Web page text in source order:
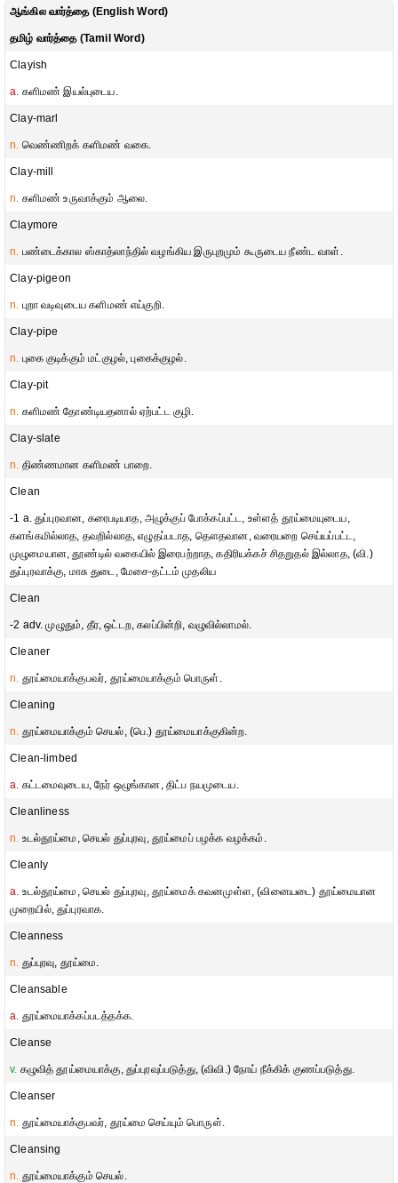
ஆங்கில வார்த்தை (English Word)
தமிழ் வார்த்தை (Tamil Word)
Clayish
a. களிமண் இயல்புடைய.
Clay-marl
n. வெண்ணிறக் களிமண் வகை.
Clay-mill
n. களிமண் உருவாக்கும் ஆலை.
Claymore
n. பண்டைக்கால ஸ்காத்லாந்தில் வழங்கிய இருபுறமும் கூருடைய நீண்ட வாள்.
Clay-pigeon
n. புறா வடிவுடைய களிமண் எய்குறி.
Clay-pipe
n. புகை குடிக்கும் மட்குழல், புகைக்குழல்.
Clay-pit
n. களிமண் தோண்டியதனால் ஏற்பட்ட குழி.
Clay-slate
n. திண்ணமான களிமண் பாறை.
Clean
-1 a. துப்புரவான, கரைபடியாத, அழுக்குப் போக்கப்பட்ட, உள்ளத் தூய்மையுடைய,
களங்கமில்லாத, தவறில்லாத, எழுதப்படாத, தௌதவான, வரையறை செய்யப்பட்ட,
முழுமையான, தூண்டில் வகையில் இரைபற்றாத, கதிரியக்கச் சிதறுதல் இல்லாத, (வி.)
துப்புரவாக்கு, மாசு துடை, மேசை-தட்டம் முதலிய
Clean
-2 adv. முழுதும், தீர, ஒட்டற, கலப்பின்றி, வழுவில்லாமல்.
Cleaner
n. தூய்மையாக்குபவர், தூய்மையாக்கும் பொருள்.
Cleaning
n. தூய்மையாக்கும் செயல், (பெ.) தூய்மையாக்குகின்ற.
Clean-limbed
a. கட்டமைவுடைய, நேர் ஒழுங்கான, திட்ப நயமுடைய.
Cleanliness
n. உடல்தூய்மை, செயல் துப்புரவு, தூய்மைப் பழக்க வழக்கம்.
Cleanly
a. உடல்தூய்மை, செயல் துப்புரவு, தூய்மைக் கவனமுள்ள, (வினையடை) தூய்மையான
முறையில், துப்புரவாக.
Cleanness
n. துப்புரவு, தூய்மை.
Cleansable
a. தூய்மையாக்கப்படத்தக்க.
Cleanse
v. கழுவித் தூய்மையாக்கு, துப்புரவுப்படுத்து, (விவி.) நோய் நீக்கிக் குணப்படுத்து.
Cleanser
n. தூய்மையாக்குபவர், தூய்மை செய்யும் பொருள்.
Cleansing
n. தூய்மையாக்கும் செயல்.